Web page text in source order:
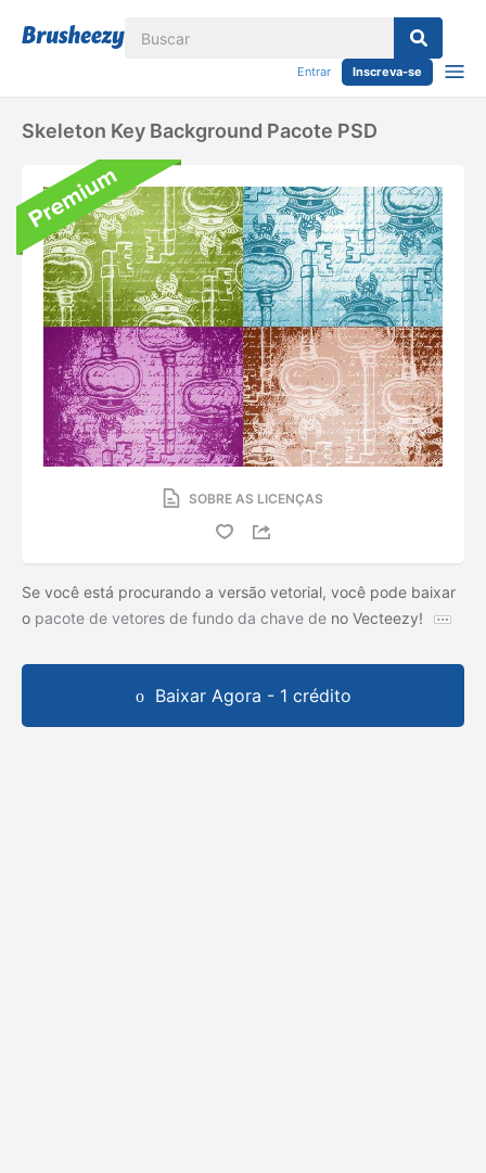
Entrar Inscreva-se
Skeleton Key Background Pacote PSD
SOBRE AS LICENÇAS
Se você está procurando a versão vetorial, você pode baixar
o pacote de vetores de fundo da chave de no Vecteezy!
Baixar Agora - 1 crédito